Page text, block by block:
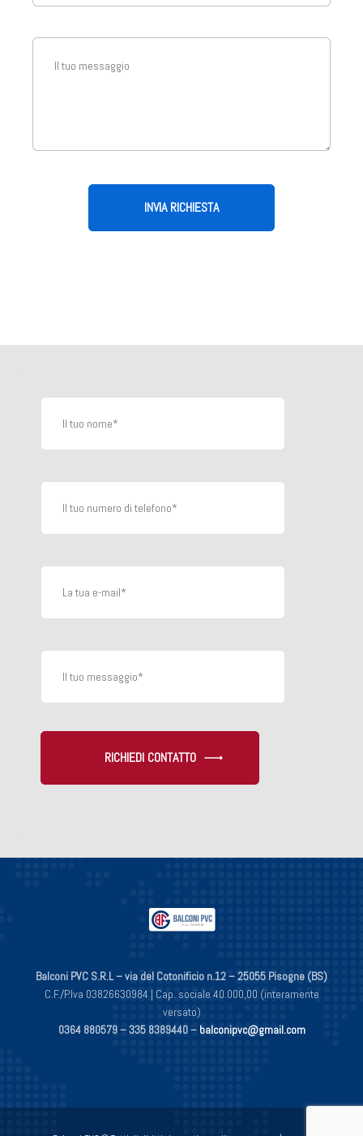
RICHIEDI CONTATTO
Balconi PVC S.R.L – via del Cotonificio n.12 – 25055 Pisogne (BS)
C.F./P.Iva 03826630984 | Cap. sociale 40.000,00 (interamente
versato)
0364 880579 –335 8389440 – balconipvc@gmail.com